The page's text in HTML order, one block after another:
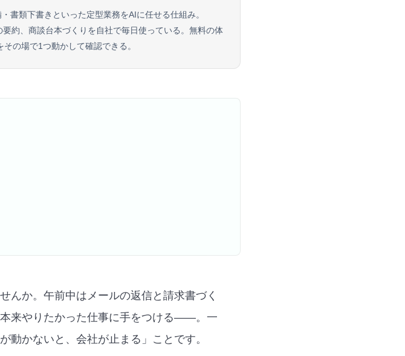
書類下書きといった定型業務をAIに任せる仕組み。
約、商談台本づくりを自社で毎日使っている。無料の体
の場で1つ動かして確認できる。
んか。午前中はメールの返信と請求書づく
来やりたかった仕事に手をつける——。一
動かないと、会社が止まる」ことです。